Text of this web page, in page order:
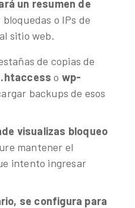
un resumen de
bloquedas o IPs de
sitio web.
de copias de
.htaccess o wp-
backups de esos
visualizas bloqueo
mantener el
intento ingresar
se configura para